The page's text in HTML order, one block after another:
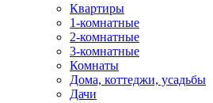
Квартиры
1-комнатные
2-комнатные
3-комнатные
Комнаты
Дома, коттеджи, усадьбы
Дачи